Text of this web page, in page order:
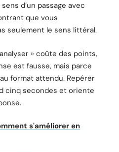
d’un passage avec
que vous
seulement le sens littéral.
» coûte des points,
est fausse, mais parce
format attendu. Repérer
cinq secondes et oriente
s'améliorer en